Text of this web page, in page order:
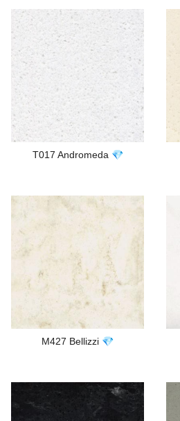
T017 Andromeda 💎
M427 Bellizzi 💎